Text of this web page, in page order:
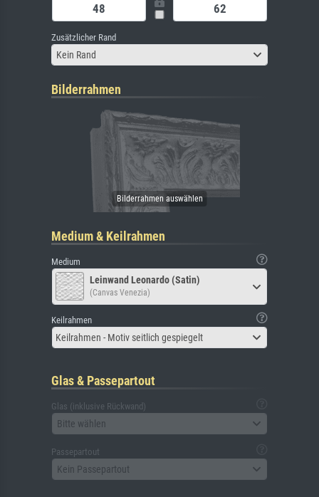
Zusätzlicher Rand
Kein Rand
Bilderrahmen
Medium & Keilrahmen
Medium
Leinwand Leonardo (Satin)
(Canvas Venezia)
Keilrahmen
Keilrahmen - Motiv seitlich gespiegelt
Glas & Passepartout
Glas (inklusive Rückwand)
Bitte wählen
Passepartout
Kein Passepartout